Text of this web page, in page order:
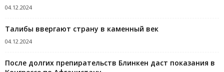
04.12.2024
Талибы ввергают страну в каменный век
04.12.2024
После долгих препирательств Блинкен даст показания в